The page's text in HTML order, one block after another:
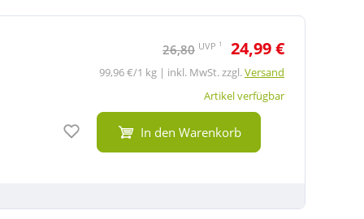
26,80 UVP 1 24,99 €
99,96 €/1 kg | inkl. MwSt. zzgl.Versand
Artikel verfügbar
Auf den Merkzettel
In den Warenkorb